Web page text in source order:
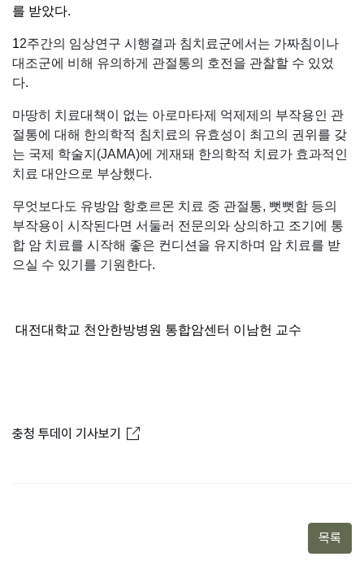
를 받았다.
12주간의 임상연구 시행결과 침치료군에서는 가짜침이나
대조군에 비해 유의하게 관절통의 호전을 관찰할 수 있었
다.
마땅히 치료대책이 없는 아로마타제 억제제의 부작용인 관
절통에 대해 한의학적 침치료의 유효성이 최고의 권위를 갖
는 국제 학술지(JAMA)에 게재돼 한의학적 치료가 효과적인
치료 대안으로 부상했다.
무엇보다도 유방암 항호르몬 치료 중 관절통, 뻣뻣함 등의
부작용이 시작된다면 서둘러 전문의와 상의하고 조기에 통
합 암 치료를 시작해 좋은 컨디션을 유지하며 암 치료를 받
으실 수 있기를 기원한다.
대전대학교 천안한방병원 통합암센터 이남헌 교수
충청 투데이 기사보기 새창열림
목록